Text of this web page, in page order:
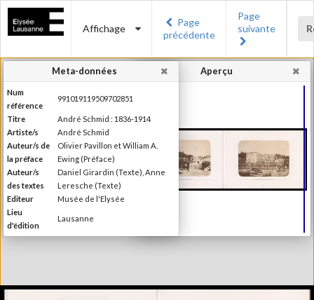
Affichage
Page
précédente
Page
suivante
Aperçu
Meta-données
Num
référence
991019119509702851
Titre
André Schmid : 1836-1914
Artiste/s
André Schmid
Auteur/s de
la préface
Olivier Pavillon et William A.
Ewing (Préface)
Auteur/s
des textes
Daniel Girardin (Texte), Anne
Leresche (Texte)
Editeur
Musée de l'Elysée
Lieu
d'édition
Lausanne
Date
Information
1836-1914", Musée de l'Elysée &